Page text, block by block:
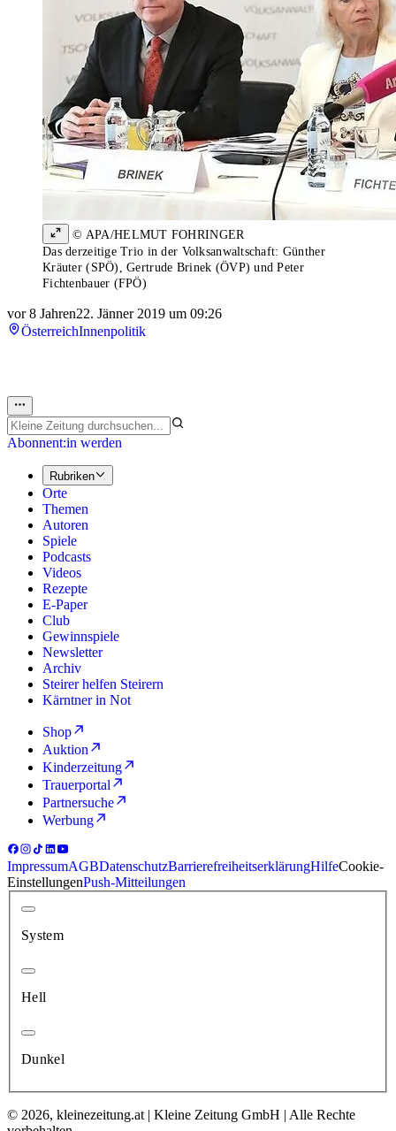
© APA/HELMUT FOHRINGER
Das derzeitige Trio in der Volksanwaltschaft: Günther
Kräuter (SPÖ), Gertrude Brinek (ÖVP) und Peter
Fichtenbauer (FPÖ)
vor 8 Jahren22. Jänner 2019 um 09:26
ÖsterreichInnenpolitik
Abonnent:in werden
Rubriken
Orte
Themen
Autoren
Spiele
Podcasts
Videos
Rezepte
E-Paper
Club
Gewinnspiele
Newsletter
Archiv
Steirer helfen Steirern
Kärntner in Not
Shop
Auktion
Kinderzeitung
Trauerportal
Partnersuche
Werbung
ImpressumAGBDatenschutzBarrierefreiheitserklärungHilfeCookie-
EinstellungenPush-Mitteilungen
System
Hell
Dunkel
© 2026, kleinezeitung.at | Kleine Zeitung GmbH | Alle Rechte